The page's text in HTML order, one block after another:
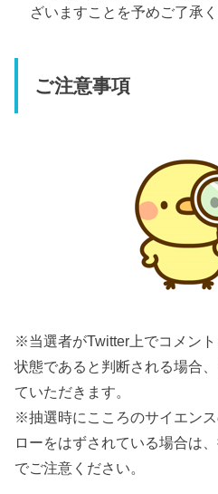
ざいますことを予めご了承く
ご注意事項
※当選者がTwitter上でコメン
状態であると判断される場合
ていただきます。
※抽選時にこころのサイエン
ローをはずされている場合は
でご注意ください。